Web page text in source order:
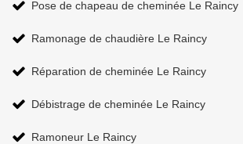
Pose de chapeau de cheminée Le Raincy
Ramonage de chaudière Le Raincy
Réparation de cheminée Le Raincy
Débistrage de cheminée Le Raincy
Ramoneur Le Raincy